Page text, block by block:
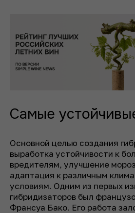
Самые
Основной целью создания
выработка устойчивости к
вредителям, улучшение
адаптация к различным
условиям. Одним из первых
гибридизаторов был
Франсуа Бако. Его работа